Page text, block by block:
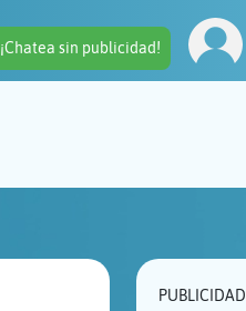
¡Chatea sin publicidad!
PUBLICIDAD